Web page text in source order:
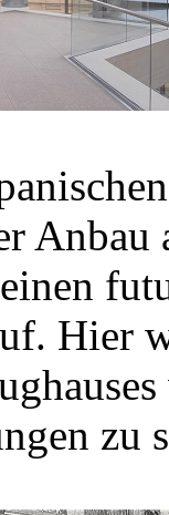
Anbau
Hier
zu